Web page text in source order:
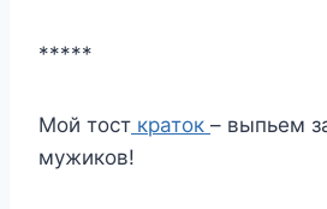
*****
Мой тост краток – выпьем
мужиков!